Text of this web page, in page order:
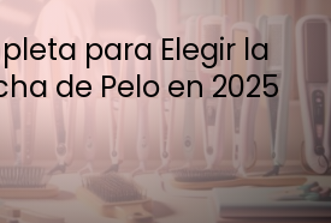
para Elegir la
de Pelo en 2025